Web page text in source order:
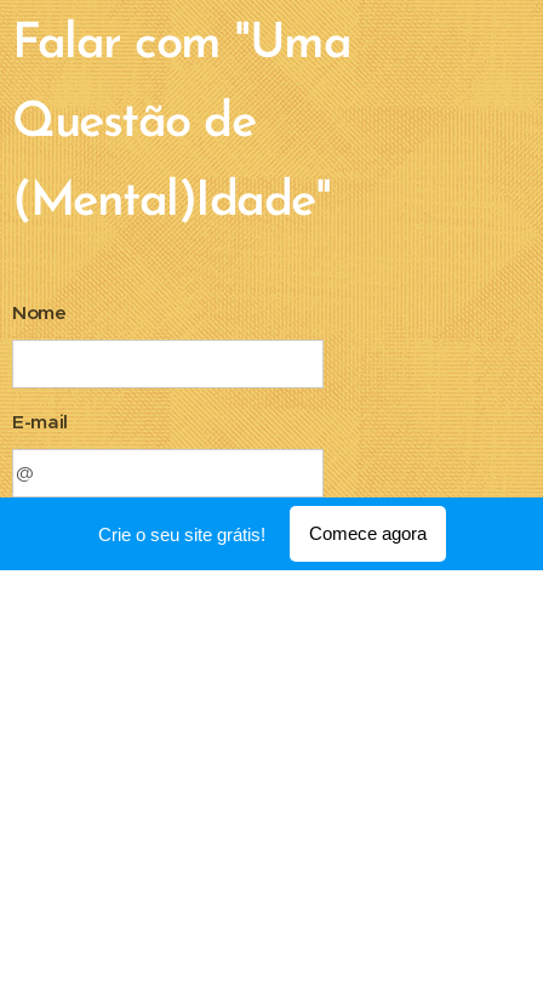
Falar com "Uma
Questão de
(Mental)Idade"
Nome
E-mail
MensagemCrie o seu site grátis! Comece agora